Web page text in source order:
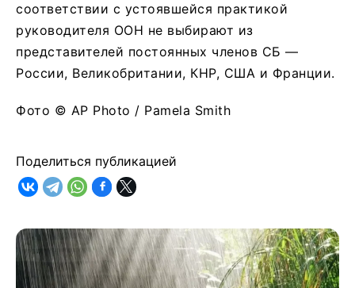
соответствии с устоявшейся практикой
руководителя ООН не выбирают из
представителей постоянных членов СБ —
России, Великобритании, КНР, США и Франции.
Фото © AP Photo / Pamela Smith
Поделиться публикацией